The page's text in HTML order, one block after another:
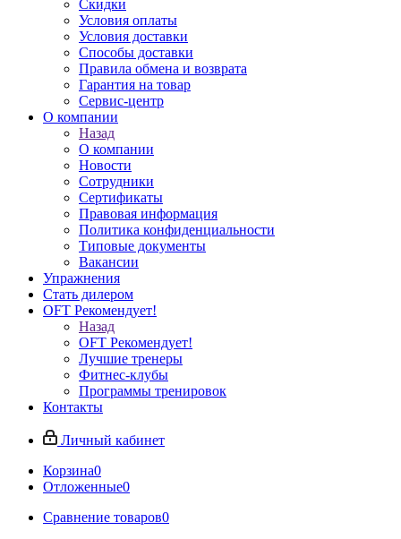
Скидки
Условия оплаты
Условия доставки
Способы доставки
Правила обмена и возврата
Гарантия на товар
Сервис-центр
О компании
Назад
О компании
Новости
Сотрудники
Сертификаты
Правовая информация
Политика конфиденциальности
Типовые документы
Вакансии
Упражнения
Стать дилером
OFT Рекомендует!
Назад
OFT Рекомендует!
Лучшие тренеры
Фитнес-клубы
Программы тренировок
Контакты
Личный кабинет
Корзина0
Отложенные0
Сравнение товаров0